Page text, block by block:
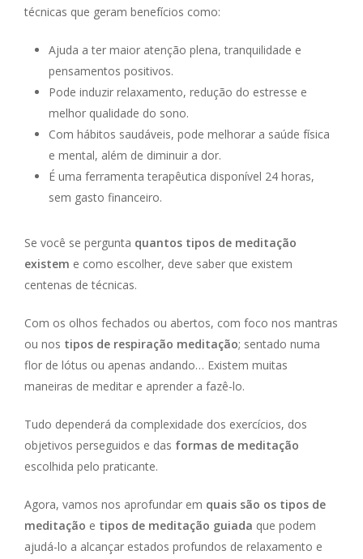
técnicas que geram benefícios como:
Ajuda a ter maior atenção plena, tranquilidade e
pensamentos positivos.
Pode induzir relaxamento, redução do estresse e
melhor qualidade do sono.
Com hábitos saudáveis, pode melhorar a saúde física
e mental, além de diminuir a dor.
É uma ferramenta terapêutica disponível 24 horas,
sem gasto financeiro.
Se você se pergunta quantos tipos de meditação
existem e como escolher, deve saber que existem
centenas de técnicas.
Com os olhos fechados ou abertos, com foco nos mantras
ou nos tipos de respiração meditação; sentado numa
flor de lótus ou apenas andando… Existem muitas
maneiras de meditar e aprender a fazê-lo.
Tudo dependerá da complexidade dos exercícios, dos
objetivos perseguidos e das formas de meditação
escolhida pelo praticante.
Agora, vamos nos aprofundar em quais são os tipos de
meditação e tipos de meditação guiada que podem
ajudá-lo a alcançar estados profundos de relaxamento e